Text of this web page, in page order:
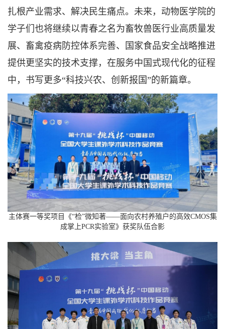
扎根产业需求、解决民生痛点。未来，动物医学院的
学子们也将继续以青春之名为畜牧兽医行业高质量发
展、畜禽疫病防控体系完善、国家食品安全战略推进
提供更坚实的技术支撑，在服务中国式现代化的征程
中，书写更多“科技兴农、创新报国”的新篇章。
主体赛一等奖项目《“检”微知著——面向农村养殖户的高效CMOS集
成掌上PCR实验室》获奖队伍合影